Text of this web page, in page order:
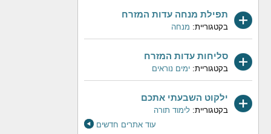
תפילת מנחה עדות המזרח
בקטגוריית: מנחה
סליחות עדות המזרח
בקטגוריית: ימים נוראים
ילקוט השבעתי אתכם
בקטגוריית: לימוד תורה
עוד אתרים חדשים